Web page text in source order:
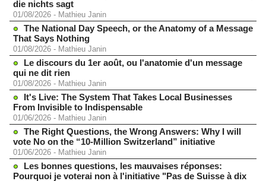
die nichts sagt
01/08/2026 - Mathieu Janin
The National Day Speech, or the Anatomy of a Message
That Says Nothing
01/08/2026 - Mathieu Janin
Le discours du 1er août, ou l'anatomie d'un message
qui ne dit rien
01/08/2026 - Mathieu Janin
It's Live: The System That Takes Local Businesses
From Invisible to Indispensable
01/06/2026 - Mathieu Janin
The Right Questions, the Wrong Answers: Why I will
vote No on the “10-Million Switzerland” initiative
01/06/2026 - Mathieu Janin
Les bonnes questions, les mauvaises réponses:
Pourquoi je voterai non à l'initiative "Pas de Suisse à dix